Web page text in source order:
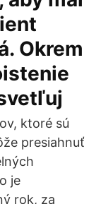
Okrem
ktoré sú
presiahnuť
je
rok, za